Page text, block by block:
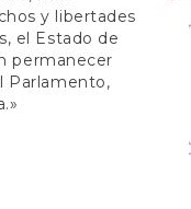
y libertades
el Estado de
permanecer
Parlamento,